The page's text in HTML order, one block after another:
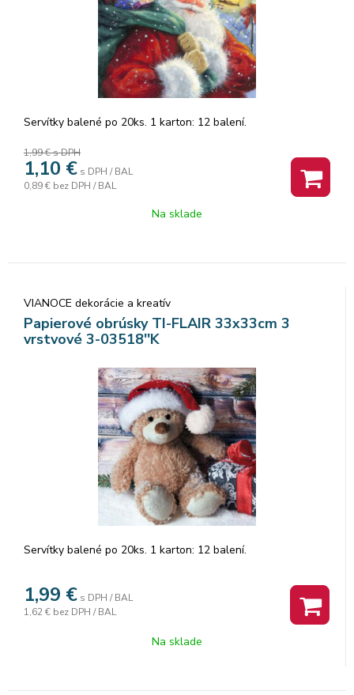
Servítky balené po 20ks. 1 karton: 12 balení.
1,99 €s DPH
1,10 € s DPH / BAL
0,89 € bez DPH / BAL
Na sklade
VIANOCE dekorácie a kreatív
Papierové obrúsky TI-FLAIR 33x33cm 3
vrstvové 3-03518''K
Servítky balené po 20ks. 1 karton: 12 balení.
1,99 € s DPH / BAL
1,62 € bez DPH / BAL
Na sklade